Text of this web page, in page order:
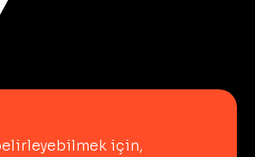
Bu kaynaklar
toparlanmayı
yerine
için,